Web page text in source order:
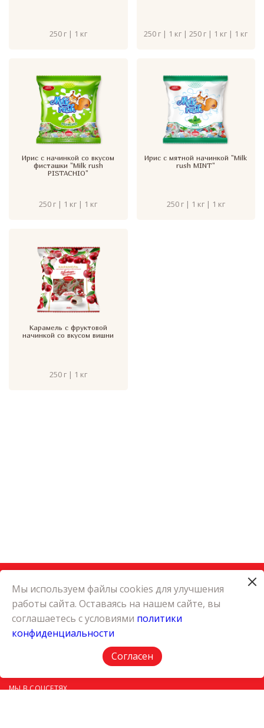
250 г | 1 кг 250 г | 1 кг | 250 г | 1 кг | 1 кг
Ирис с начинкой со вкусом
фисташки "Milk rush
PISTACHIO"
250 г | 1 кг | 1 кг
Ирис с мятной начинкой "Milk
rush MINT"
250 г | 1 кг | 1 кг
Карамель с фруктовой
начинкой со вкусом вишни
250 г | 1 кг
КАТАЛОГ
КАРЬЕРА
О КОМПАНИИ
ПОЛИТИКА КОНФИДЕНЦИАЛЬНОСТИ
МЫ В СОЦСЕТЯХ
Мы используем файлы cookies для улучшения
работы сайта. Оставаясь на нашем сайте, вы
соглашаетесь с условиями политики
конфиденциальности
Согласен